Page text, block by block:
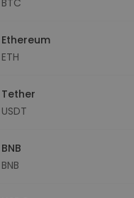
Ethereum
ETH
Tether
USDT
BNB
BNB